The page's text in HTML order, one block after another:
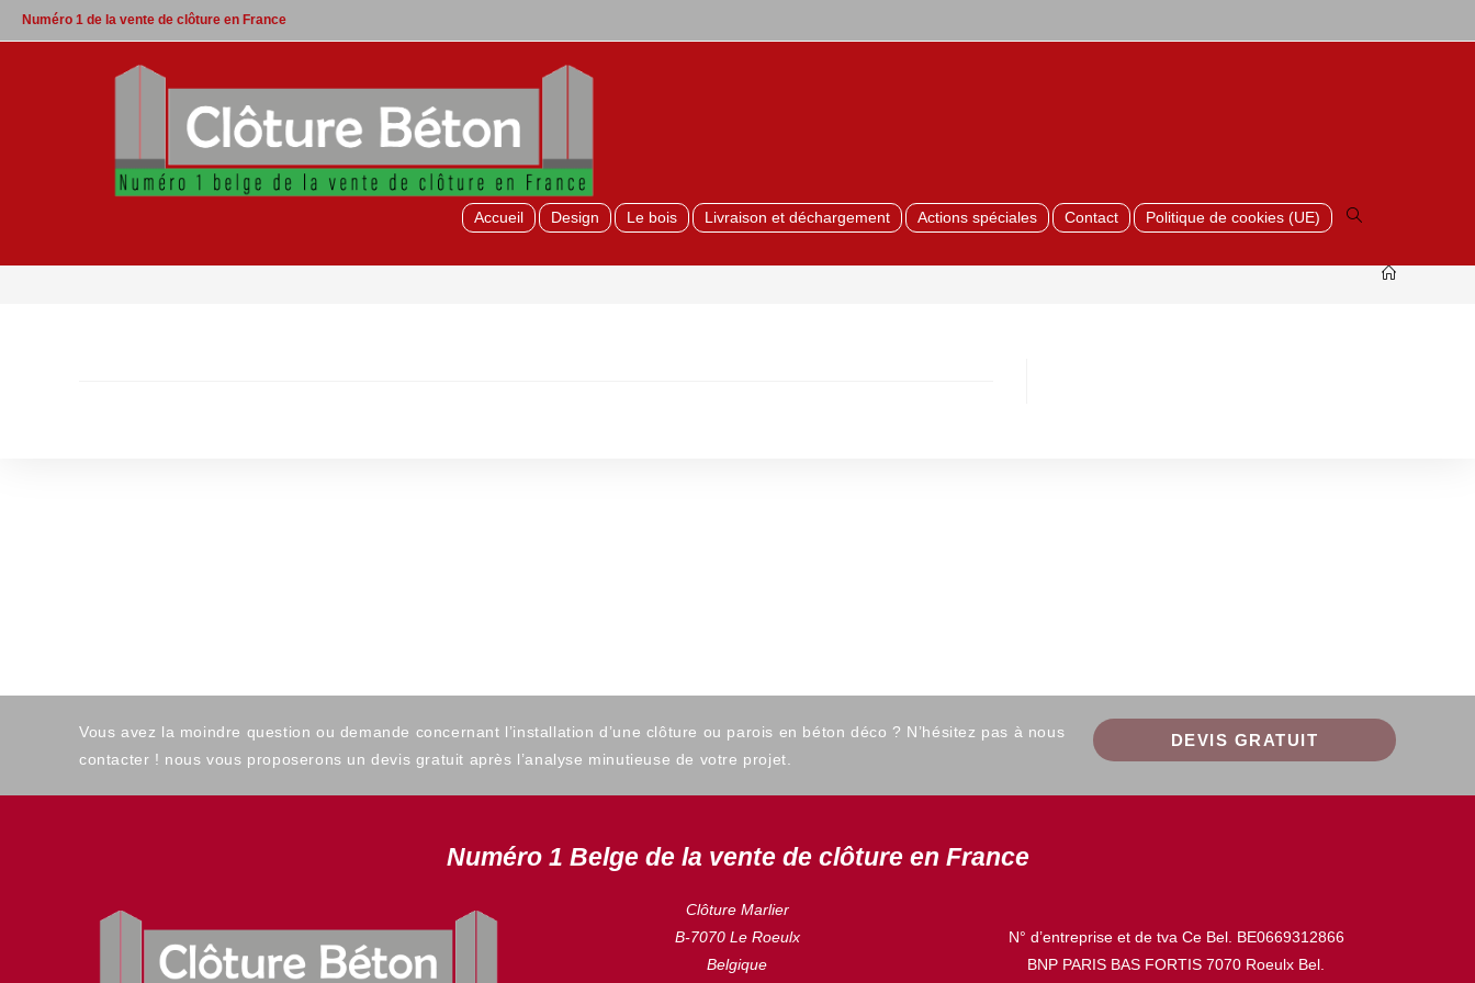
Skip
to
Numéro 1 de la vente de clôture en France
Accueil Design Le bois Livraison et déchargement Actions spéciales Contact Politique de cookies (UE)
Toggle
website
search
Vous avez la moindre question ou demande concernant l’installation d’une clôture ou parois en béton déco ? N’hésitez pas à nous
contacter ! nous vous proposerons un devis gratuit après l’analyse minutieuse de votre projet.
DEVIS GRATUIT
Numéro 1 Belge de la vente de clôture en France
Clôture Marlier
B-7070 Le Roeulx
Belgique
N° d’entreprise et de tva Ce Bel. BE0669312866
BNP PARIS BAS FORTIS 7070 Roeulx Bel.